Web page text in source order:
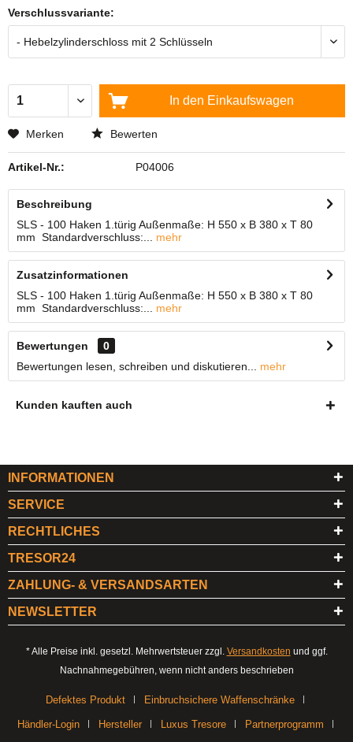
Verschlussvariante:
In den Einkaufswagen
Merken Bewerten
Artikel-Nr.: P04006
Beschreibung
SLS - 100 Haken 1.türig Außenmaße: H 550 x B 380 x T 80
mm Standardverschluss:...
mehr
Zusatzinformationen
SLS - 100 Haken 1.türig Außenmaße: H 550 x B 380 x T 80
mm Standardverschluss:...
mehr
Bewertungen
0
Bewertungen lesen, schreiben und diskutieren...
mehr
Kunden kauften auch
INFORMATIONEN
SERVICE
RECHTLICHES
TRESOR24
ZAHLUNG- & VERSANDSARTEN
NEWSLETTER
* Alle Preise inkl. gesetzl. Mehrwertsteuer zzgl. Versandkosten und ggf.
Nachnahmegebühren, wenn nicht anders beschrieben
Defektes Produkt Einbruchsichere Waffenschränke
Händler-Login Hersteller Luxus Tresore Partnerprogramm